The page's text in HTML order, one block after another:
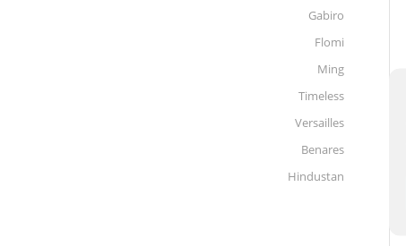
Gabiro
Flomi
Ming
Timeless
Versailles
Benares
Hindustan